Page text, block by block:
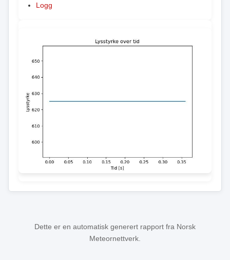
Logg
Dette er en automatisk generert rapport fra Norsk
Meteornettverk.